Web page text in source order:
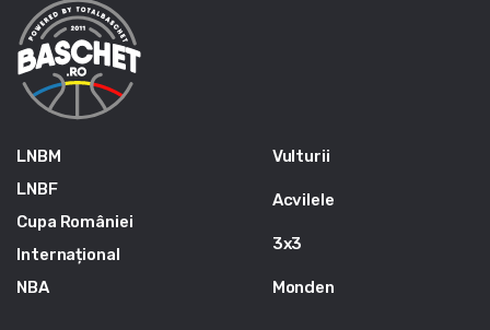
LNBM
LNBF
Cupa României
Internațional
NBA
Vulturii
Acvilele
3x3
Monden